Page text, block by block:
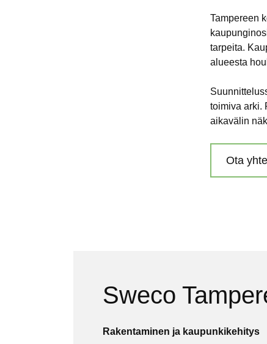
Tampereen
tarpeita.
alueesta
toimiva arki.
aikavälin
Ota
Sweco
Rakentaminen ja kaupunkikehitys